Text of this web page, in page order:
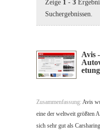
Zeige 1 - 3
Suchergebnissen.
Avis -
etung
Zusammenfassung: Avis
eine der weltweit größten
sich sehr gut als